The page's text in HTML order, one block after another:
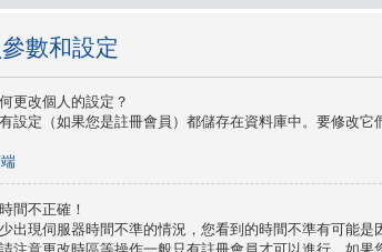
數和設定
更改個人的設定？
設定（如果您是註冊會員）都儲存在資料庫中。要修改它
間不正確！
出現伺服器時間不準的情況，您看到的時間不準有可能